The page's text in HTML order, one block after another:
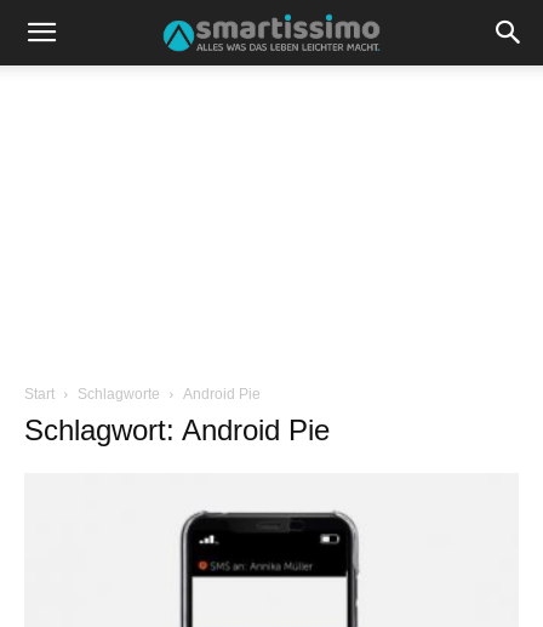
Start Schlagworte Android Pie
Schlagwort: Android Pie